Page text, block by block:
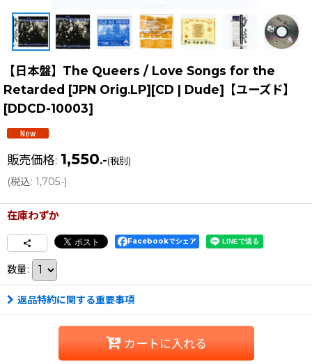
【日本盤】The Queers / Love Songs for the
Retarded [JPN Orig.LP][CD | Dude]【ユーズド】
[DDCD-10003]
販売価格: 1,550.-(税別)
(税込: 1,705.-)
在庫わずか
Facebookでシェア
数量:
返品特約に関する重要事項
カートに入れる